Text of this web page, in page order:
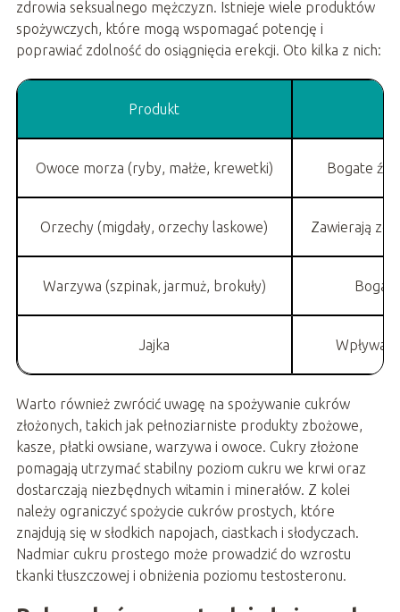
zdrowia seksualnego mężczyzn. Istnieje wiele produktów
spożywczych, które mogą wspomagać potencję i
poprawiać zdolność do osiągnięcia erekcji. Oto kilka z nich:
Produkt
Owoce morza (ryby, małże, krewetki) Bogate
Orzechy (migdały, orzechy laskowe) Zawierają
Warzywa (szpinak, jarmuż, brokuły)
Jajka
Warto również zwrócić uwagę na spożywanie cukrów
złożonych, takich jak pełnoziarniste produkty zbożowe,
kasze, płatki owsiane, warzywa i owoce. Cukry złożone
pomagają utrzymać stabilny poziom cukru we krwi oraz
dostarczają niezbędnych witamin i minerałów. Z kolei
należy ograniczyć spożycie cukrów prostych, które
znajdują się w słodkich napojach, ciastkach i słodyczach.
Nadmiar cukru prostego może prowadzić do wzrostu
tkanki tłuszczowej i obniżenia poziomu testosteronu.